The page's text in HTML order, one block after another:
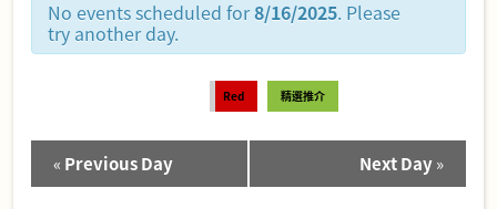
No events scheduled for8/16/2025. Please
try another day.
Red 精選推介
Day
Navigation
« Previous Day Next Day»